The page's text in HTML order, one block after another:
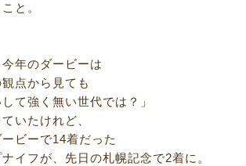
と。
年のダービーは
点から見ても
して強く無い世代では？」
いたけれど、
ビーで14着だった
ナイフが、先日の札幌記念で2着に。